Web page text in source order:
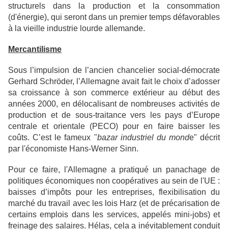
structurels dans la production et la consommation
(d'énergie), qui seront dans un premier temps défavorables
à la vieille industrie lourde allemande.
Mercantilisme
Sous l’impulsion de l’ancien chancelier social-démocrate
Gerhard Schröder, l’Allemagne avait fait le choix d’adosser
sa croissance à son commerce extérieur au début des
années 2000, en délocalisant de nombreuses activités de
production et de sous-traitance vers les pays d’Europe
centrale et orientale (PECO) pour en faire baisser les
coûts. C’est le fameux "bazar industriel du monde" décrit
par l'économiste Hans-Werner Sinn.
Pour ce faire, l'Allemagne a pratiqué un panachage de
politiques économiques non coopératives au sein de l'UE :
baisses d’impôts pour les entreprises, flexibilisation du
marché du travail avec les lois Harz (et de précarisation de
certains emplois dans les services, appelés mini-jobs) et
freinage des salaires. Hélas, cela a inévitablement conduit